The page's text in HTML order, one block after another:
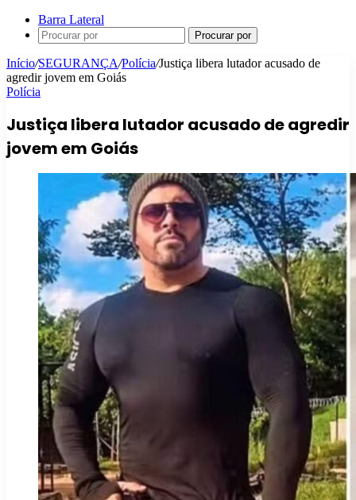
Barra Lateral
Procurar por
Início/SEGURANÇA/Polícia/Justiça libera lutador acusado de
agredir jovem em Goiás
Polícia
Justiça libera lutador acusado de agredir
jovem em Goiás